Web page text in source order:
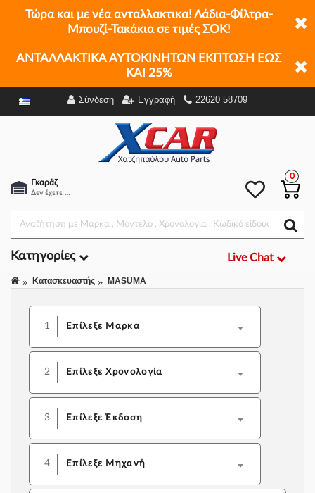
Τώρα και με νέα ανταλλακτικα! Λάδια-Φίλτρα-
Μπουζί-Τακάκια σε τιμές ΣΟΚ!
ΑΝΤΑΛΛΑΚΤΙΚΑ ΑΥΤΟΚΙΝΗΤΩΝ ΕΚΠΤΩΣΗ ΕΩΣ
ΚΑΙ 25%
Σύνδεση Εγγραφή 22620 58709
Γκαράζ
Δεν έχετε επιλέξει αμάξι.
0
Κατηγορίες Live Chat
Κατασκευαστής MASUMA
1 Επίλεξε Μαρκα
2 Επίλεξε Χρονολογία
3 Επίλεξε Έκδοση
4 Επίλεξε Μηχανή